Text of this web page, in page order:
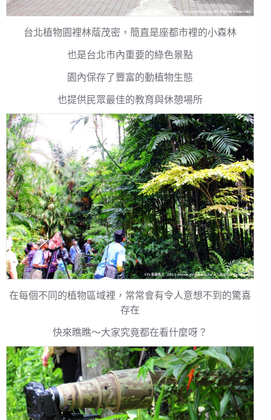
台北植物園裡林蔭茂密，簡直是座都市裡的小森林
也是台北市內重要的綠色景點
園內保存了豐富的動植物生態
也提供民眾最佳的教育與休憩場所
在每個不同的植物區域裡，常常會有令人意想不到的驚喜
存在
快來瞧瞧～大家究竟都在看什麼呀？